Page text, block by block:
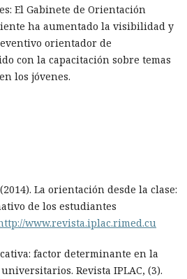
El Gabinete de Orientación
ha aumentado la visibilidad y
orientador de
con la capacitación sobre temas
los jóvenes.
La orientación desde la clase:
de los estudiantes
www.revista.iplac.rimed.cu
factor determinante en la
Revista IPLAC, (3).